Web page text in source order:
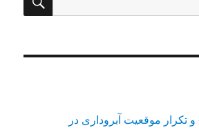
موقعیت آبروداری در